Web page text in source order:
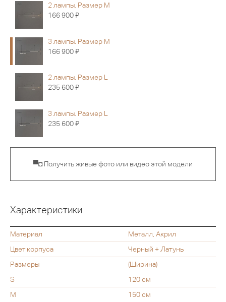
2 лампы. Размер M
166 900Я
3 лампы. Размер M
166 900Я
2 лампы. Размер L
235 600Я
3 лампы. Размер L
235 600Я
▀◘ Получить живые фото или видео этой модели
Характеристики
Материал
Металл, Акрил
Цвет корпуса
Черный + Латунь
Размеры
(Ширина)
S
120 см
M
150 см